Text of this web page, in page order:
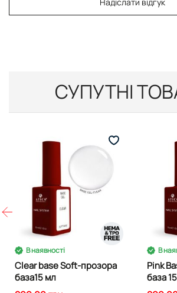
СУПУТНІ
В наявності
Clear base Soft-прозора
база15 мл
В
Pink
база